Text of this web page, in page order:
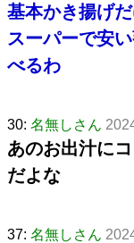
基本かき揚げ
スーパーで安
べるわ
30: 名無しさん
あのお出汁に
だよな
37: 名無しさん